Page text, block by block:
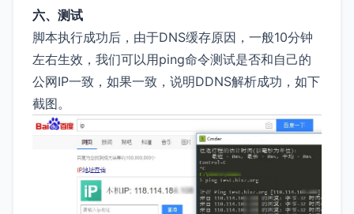
六、测试
脚本执行成功后，由于DNS缓存原因，一般10分钟
左右生效，我们可以用ping命令测试是否和自己的
公网IP一致，如果一致，说明DDNS解析成功，如下
截图。